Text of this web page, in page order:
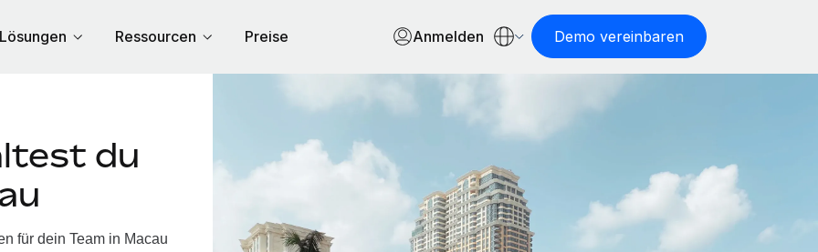
Lösungen Ressourcen Preise Anmelden Demo vereinbaren
du
für dein Team in Macau